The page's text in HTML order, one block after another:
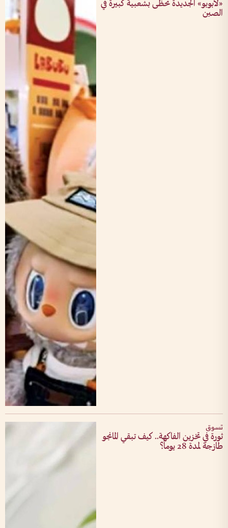
«لابوبو» الجديدة تحظى بشعبية كبيرة في
الصين
تسوق
ثورة في تخزين الفاكهة.. كيف تبقي المانجو
طازجة لمدة 28 يوماً؟